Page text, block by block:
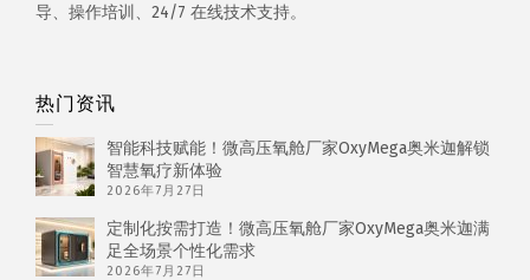
导、操作培训、24/7 在线技术支持。
热门资讯
智能科技赋能！微高压氧舱厂家OxyMega奥米迦解锁
智慧氧疗新体验
2026年7月27日
定制化按需打造！微高压氧舱厂家OxyMega奥米迦满
足全场景个性化需求
2026年7月27日